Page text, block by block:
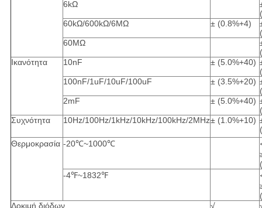
6kΩ
60kΩ/600kΩ/6MΩ
± (0.8%+4)
60MΩ
Ικανότητα
10nF ± (5.0%+40)
100nF/1uF/10uF/100uF
± (3.5%+20)
2mF
± (5.0%+40)
Συχνότητα
10Hz/100Hz/1kHz/10kHz/100kHz/2MHz± (1.0%+10)
Θερμοκρασία -20℃~1000℃
-4℉~1832℉
Δοκιμή διόδων
√